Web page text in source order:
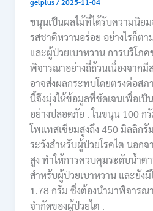
ขนุนเป็นผลไม้ที่ได้รับความนิย
รสชาติหวานอร่อย อย่างไรก็ต
และผู้ป่วยเบาหวาน การบริโภ
พิจารณาอย่างถี่ถ้วนเนื่องจากมี
อาจส่งผลกระทบโดยตรงต่อสภ
นี้จึงมุ่งให้ข้อมูลที่ชัดเจนเพื่อเป็
อย่างปลอดภัย . ในขนุน 100 ก
โพแทสเซียมสูงถึง 450 มิลลิกรั
ระวังสำหรับผู้ป่วยโรคไต นอก
สูง ทำให้การควบคุมระดับน้ำตา
สำหรับผู้ป่วยเบาหวาน และยัง
1.78 กรัม ซึ่งต้องนำมาพิจารณ
จำกัดของผู้ป่วยไต .